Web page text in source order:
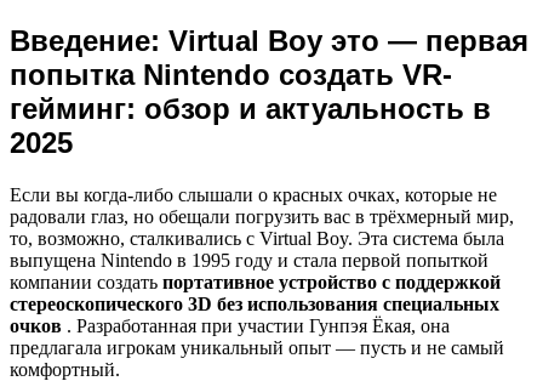
Введение: Virtual Boy это — первая
попытка Nintendo создать VR-
гейминг: обзор и актуальность в
2025
Если вы когда-либо слышали о красных очках, которые не
радовали глаз, но обещали погрузить вас в трёхмерный мир,
то, возможно, сталкивались с Virtual Boy. Эта система была
выпущена Nintendo в 1995 году и стала первой попыткой
компании создать портативное устройство с поддержкой
стереоскопического 3D без использования специальных
очков . Разработанная при участии Гунпэя Ёкая, она
предлагала игрокам уникальный опыт — пусть и не самый
комфортный.